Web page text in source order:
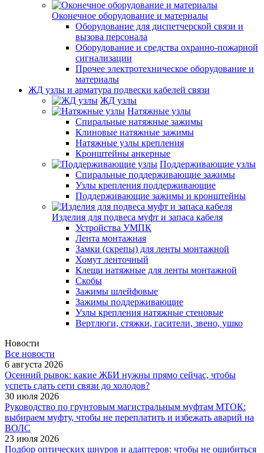
Оконечное оборудование и материалы
Оборудование для диспетчерской связи и
вызова персонала
Оборудование и средства охранно-пожарной
сигнализации
Прочее электротехническое оборудование и
материалы
ЖД узлы и арматура подвески кабелей связи
ЖД узлы
Натяжные узлы
Спиральные натяжные зажимы
Клиновые натяжные зажимы
Натяжные узлы крепления
Кронштейны анкерные
Поддерживающие узлы
Спиральные поддерживающие зажимы
Узлы крепления поддерживающие
Поддерживающие зажимы и кронштейны
Изделия для подвеса муфт и запаса кабеля
Устройства УМПК
Лента монтажная
Замки (скрепы) для ленты монтажной
Хомут ленточный
Клещи натяжные для ленты монтажной
Скобы
Зажимы шлейфовые
Зажимы поддерживающие
Узлы крепления натяжные стеновые
Вертлюги, стяжки, гасители, звено, ушко
Новости
Все новости
6 августа 2026
Осенний рывок: какие ЖБИ нужны прямо сейчас, чтобы
успеть сдать сети связи до холодов?
30 июля 2026
Руководство по грунтовым магистральным муфтам МТОК:
выбираем муфту, чтобы не переплатить и избежать аварий на
ВОЛС
23 июля 2026
Подбор оптических шнуров и адаптеров: чтобы не ошибиться